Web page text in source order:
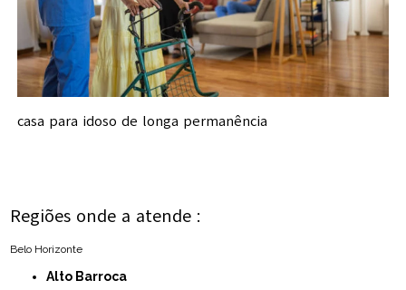
casa para idoso de longa permanência
Regiões onde a atende :
Belo Horizonte
Alto Barroca